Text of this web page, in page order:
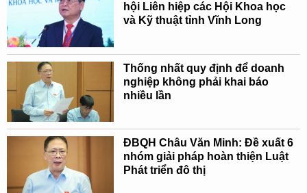
hội Liên hiệp các Hội Khoa học
và Kỹ thuật tỉnh Vĩnh Long
Thống nhất quy định để doanh
nghiệp không phải khai báo
nhiều lần
ĐBQH Châu Văn Minh: Đề xuất 6
nhóm giải pháp hoàn thiện Luật
Phát triển đô thị